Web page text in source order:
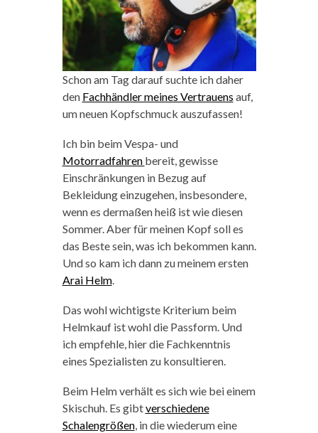
Schon am Tag darauf suchte ich daher
den Fachhändler meines Vertrauens auf,
um neuen Kopfschmuck auszufassen!
Ich bin beim Vespa- und
Motorradfahren bereit, gewisse
Einschränkungen in Bezug auf
Bekleidung einzugehen, insbesondere,
wenn es dermaßen heiß ist wie diesen
Sommer. Aber für meinen Kopf soll es
das Beste sein, was ich bekommen kann.
Und so kam ich dann zu meinem ersten
Arai Helm.
Das wohl wichtigste Kriterium beim
Helmkauf ist wohl die Passform. Und
ich empfehle, hier die Fachkenntnis
eines Spezialisten zu konsultieren.
Beim Helm verhält es sich wie bei einem
Skischuh. Es gibtverschiedene
Schalengrößen, in die wiederum eine